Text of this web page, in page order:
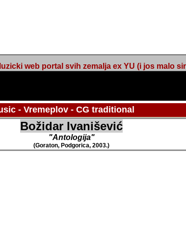
web portal svih zemalja ex YU (i jos malo
- Vremeplov - CG traditional
Božidar Ivanišević
"Antologija"
(Goraton, Podgorica, 2003.)